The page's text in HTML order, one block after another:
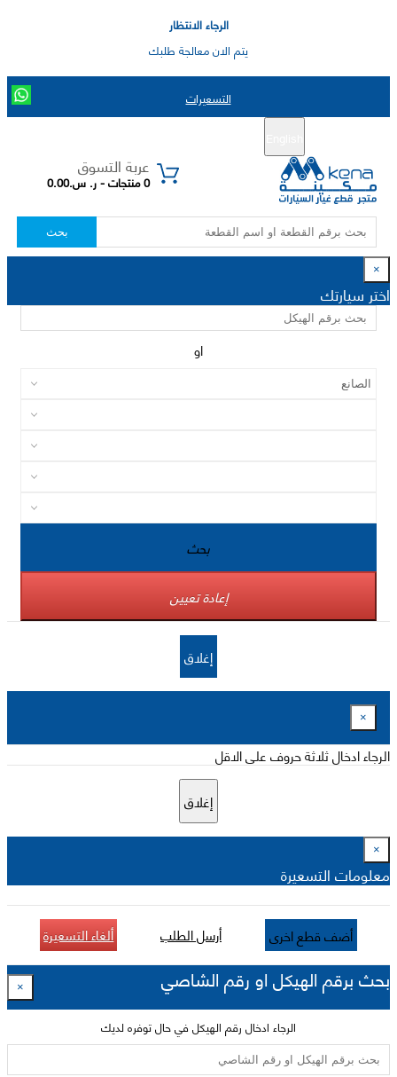
الرجاء الانتظار
يتم الان معالجة طلبك
التسعيرات
عربة التسوق
0 منتجات - ر. س.0.00
بحث
×
اختر سيارتك
او
بحث
إعادة تعيين
إغلاق
×
الرجاء ادخال ثلاثة حروف على الاقل
إغلاق
×
معلومات التسعيرة
أضف قطع اخرى أرسل الطلب ألغاء التسعيرة
بحث برقم الهيكل او رقم الشاصي ×
الرجاء ادخال رقم الهيكل في حال توفره لديك